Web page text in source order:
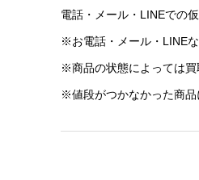
電話・メール・LINEでの
※お電話・メール・LINE
※商品の状態によっては買
※値段がつかなかった商品